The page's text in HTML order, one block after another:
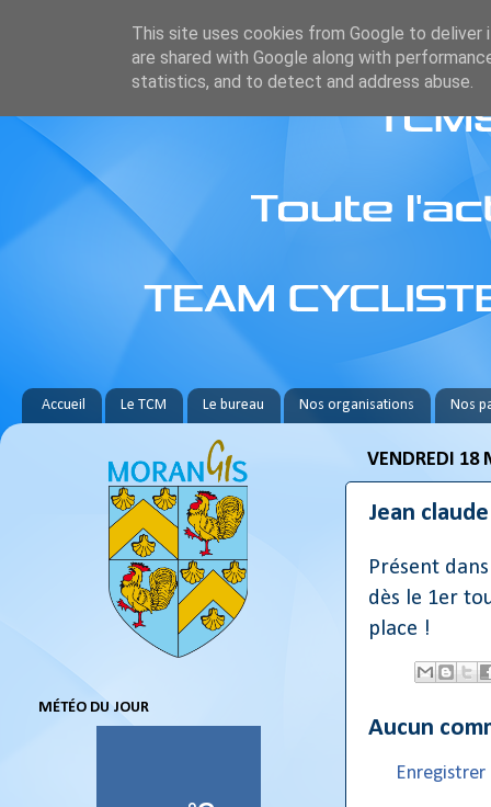
Accueil Le TCM Le bureau Nos organisations Nos
VENDREDI 18
Jean
Présent
dès le 1er
place !
Aucun
MÉTÉO DU JOUR
This site uses cookies from Google to deliver
are shared with Google along with
statistics, and to detect and address abuse.